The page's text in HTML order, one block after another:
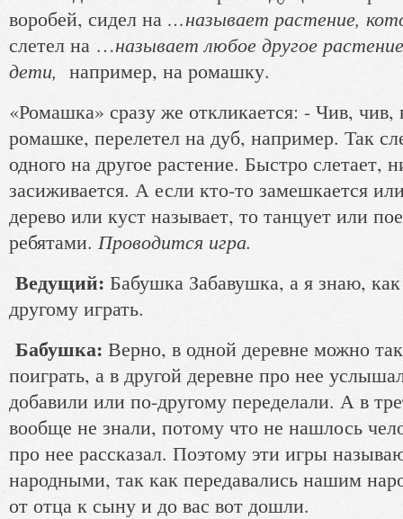
воробей, сидел на …называет растение,
слетел на …называет любое другое
дети, например, на ромашку.
«Ромашка» сразу же откликается: - Чив, чив,
ромашке, перелетел на дуб, например. Так
одного на другое растение. Быстро слетает,
засиживается. А если кто-то замешкается
дерево или куст называет, то танцует или
ребятами. Проводится игра.
Ведущий: Бабушка Забавушка, а я знаю,
другому играть.
Бабушка: Верно, в одной деревне можно
поиграть, а в другой деревне про нее
добавили или по-другому переделали. А в
вообще не знали, потому что не нашлось
про нее рассказал. Поэтому эти игры
народными, так как передавались нашим
от отца к сыну и до вас вот дошли.